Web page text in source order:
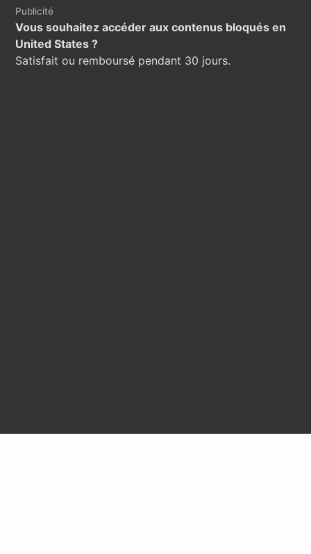
Publicité
Vous souhaitez accéder aux contenus bloqués en
United States ?
Satisfait ou remboursé pendant 30 jours.